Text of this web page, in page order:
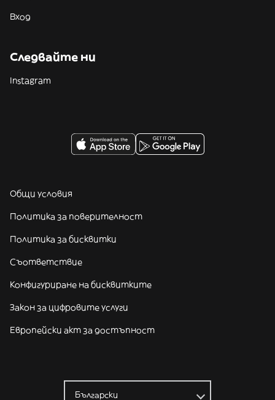
Вход
Следвайте ни
Instagram
Общи условия
Политика за поверителност
Политика за бисквитки
Съответствие
Конфигуриране на бисквитките
Закон за цифровите услуги
Европейски акт за достъпност